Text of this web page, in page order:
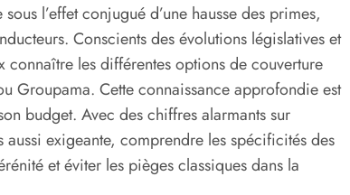
l’effet conjugué d’une hausse des primes,
Conscients des évolutions législatives et
les différentes options de couverture
Groupama. Cette connaissance approfondie est
budget. Avec des chiffres alarmants sur
aussi exigeante, comprendre les spécificités des
et éviter les pièges classiques dans la